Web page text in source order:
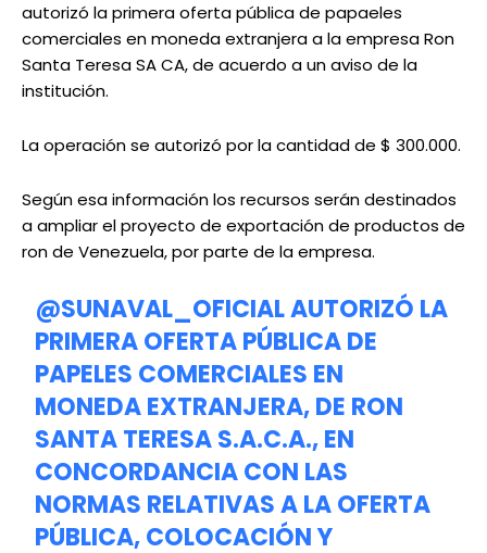
autorizó la primera oferta pública de papaeles
comerciales en moneda extranjera a la empresa Ron
Santa Teresa SA CA, de acuerdo a un aviso de la
institución.
La operación se autorizó por la cantidad de $ 300.000.
Según esa información los recursos serán destinados
a ampliar el proyecto de exportación de productos de
ron de Venezuela, por parte de la empresa.
@SUNAVAL_OFICIALAUTORIZÓ LA
PRIMERA OFERTA PÚBLICA DE
PAPELES COMERCIALES EN
MONEDA EXTRANJERA, DE RON
SANTA TERESA S.A.C.A., EN
CONCORDANCIA CON LAS
NORMAS RELATIVAS A LA OFERTA
PÚBLICA, COLOCACIÓN Y